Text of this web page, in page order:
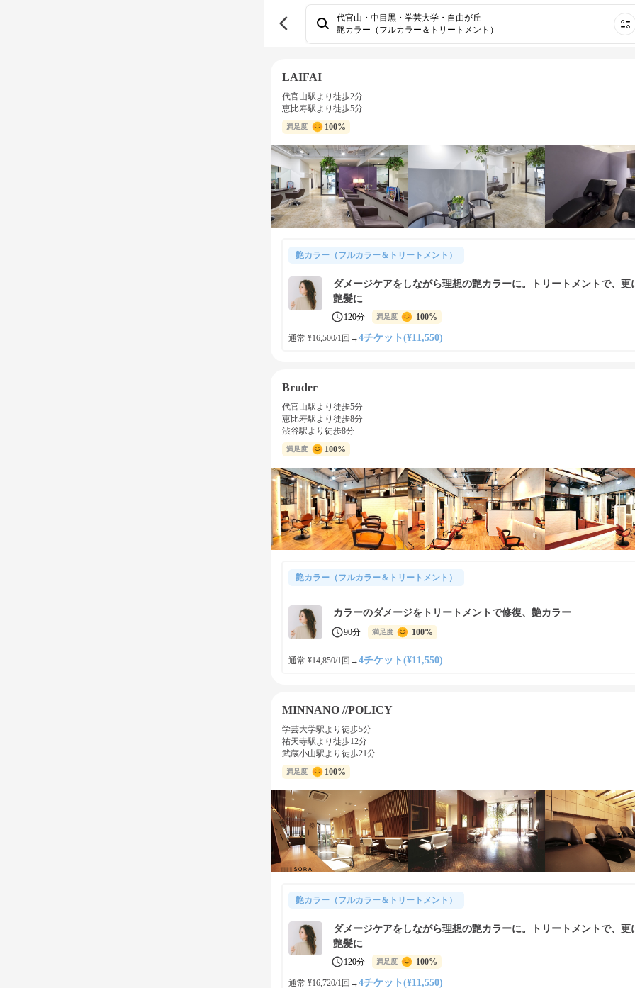
代官山・中目黒・学芸大学・自由が丘
艶カラー（フルカラー＆トリートメント）
LAIFAI
代官山駅より徒歩2分
恵比寿駅より徒歩5分
満足度 100%
艶カラー（フルカラー＆トリートメント）
ダメージケアをしながら理想の艶カラーに。トリートメントで、更
艶髪に
120分 満足度 100%
通常 ¥16,500/1回 →4チケット(¥11,550)
Bruder
代官山駅より徒歩5分
恵比寿駅より徒歩8分
渋谷駅より徒歩8分
満足度 100%
艶カラー（フルカラー＆トリートメント）
カラーのダメージをトリートメントで修復、艶カラー
90分 満足度 100%
通常 ¥14,850/1回 →4チケット(¥11,550)
MINNANO //POLICY
学芸大学駅より徒歩5分
祐天寺駅より徒歩12分
武蔵小山駅より徒歩21分
満足度 100%
艶カラー（フルカラー＆トリートメント）
ダメージケアをしながら理想の艶カラーに。トリートメントで、更
艶髪に
120分 満足度 100%
通常 ¥16,720/1回 →4チケット(¥11,550)